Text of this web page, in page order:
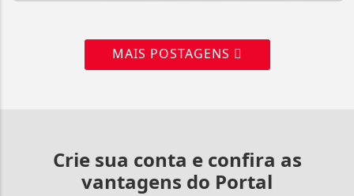
MAIS POSTAGENS
Crie sua conta e confira as
vantagens do Portal